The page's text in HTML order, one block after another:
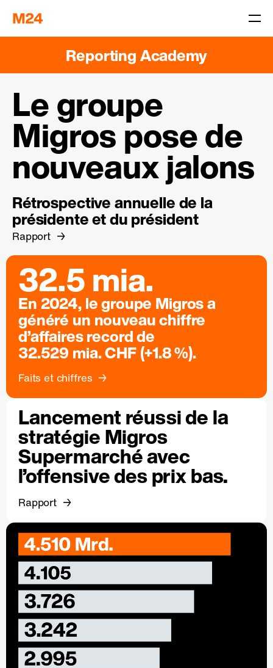
Reporting Academy
Le groupe
Migros pose de
nouveaux jalons
Rétrospective annuelle de la
présidente et du président
Rapport
32.5 mia.
En 2024, le groupe Migros a
généré un nouveau chiffre
d’affaires record de
32.529 mia. CHF (+1.8 %).
Faits et chiffres
Lancement réussi de la
stratégie Migros
Supermarché avec
l’offensive des prix bas.
Rapport